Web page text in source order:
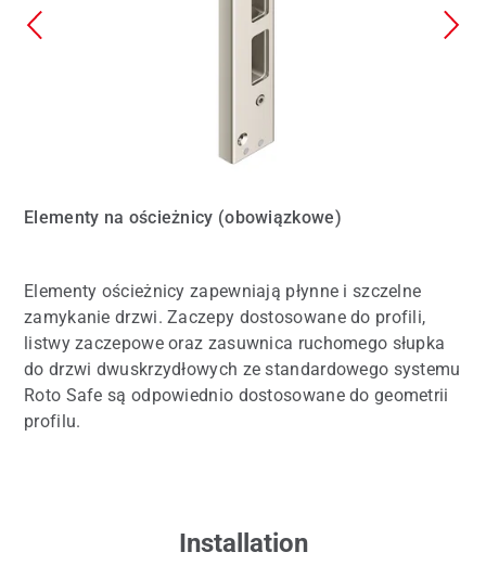
Elementy na ościeżnicy (obowiązkowe)
Elementy ościeżnicy zapewniają płynne i szczelne
zamykanie drzwi. Zaczepy dostosowane do profili,
listwy zaczepowe oraz zasuwnica ruchomego słupka
do drzwi dwuskrzydłowych ze standardowego systemu
Roto Safe są odpowiednio dostosowane do geometrii
profilu.
Installation